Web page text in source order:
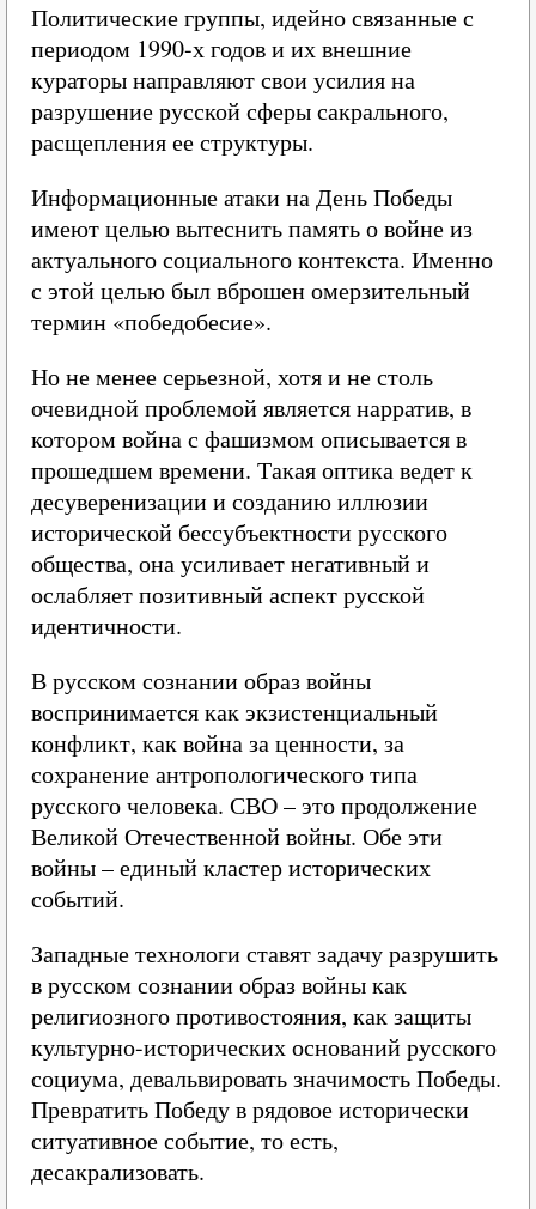
Политические группы, идейно связанные с
периодом 1990-х годов и их внешние
кураторы направляют свои усилия на
разрушение русской сферы сакрального,
расщепления ее структуры.
Информационные атаки на День Победы
имеют целью вытеснить память о войне из
актуального социального контекста. Именно
с этой целью был вброшен омерзительный
термин «победобесие».
Но не менее серьезной, хотя и не столь
очевидной проблемой является нарратив, в
котором война с фашизмом описывается в
прошедшем времени. Такая оптика ведет к
десуверенизации и созданию иллюзии
исторической бессубъектности русского
общества, она усиливает негативный и
ослабляет позитивный аспект русской
идентичности.
В русском сознании образ войны
воспринимается как экзистенциальный
конфликт, как война за ценности, за
сохранение антропологического типа
русского человека. СВО – это продолжение
Великой Отечественной войны. Обе эти
войны – единый кластер исторических
событий.
Западные технологи ставят задачу разрушить
в русском сознании образ войны как
религиозного противостояния, как защиты
культурно-исторических оснований русского
социума, девальвировать значимость Победы.
Превратить Победу в рядовое исторически
ситуативное событие, то есть,
десакрализовать.